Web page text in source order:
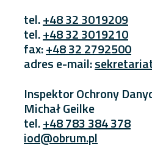
tel.+48 32 3019209
tel.+48 32 3019210
fax:+48 32 2792500
adres e-mail:
Inspektor Ochrony
Michał Geilke
tel.+48 783 384 378
iod@obrum.pl